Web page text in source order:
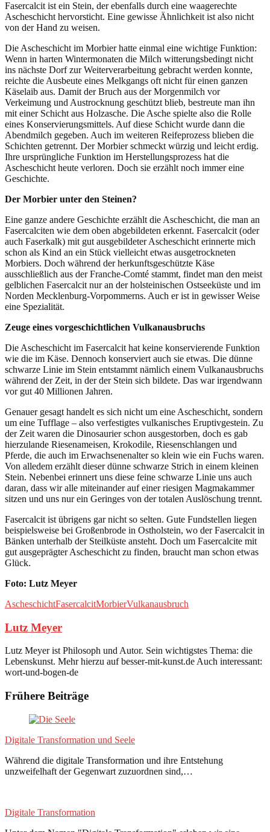
Fasercalcit ist ein Stein, der ebenfalls durch eine waagerechte
Ascheschicht hervorsticht. Eine gewisse Ähnlichkeit ist also nicht
von der Hand zu weisen.
Die Ascheschicht im Morbier hatte einmal eine wichtige Funktion:
Wenn in harten Wintermonaten die Milch witterungsbedingt nicht
ins nächste Dorf zur Weiterverarbeitung gebracht werden konnte,
reichte die Ausbeute eines Melkgangs oft nicht für einen ganzen
Käselaib aus. Damit der Bruch aus der Morgenmilch vor
Verkeimung und Austrocknung geschützt blieb, bestreute man ihn
mit einer Schicht aus Holzasche. Die Asche spielte also die Rolle
eines Konservierungsmittels. Auf diese Schicht wurde dann die
Abendmilch gegeben. Auch im weiteren Reifeprozess blieben die
Schichten getrennt. Der Morbier schmeckt würzig und leicht erdig.
Ihre ursprüngliche Funktion im Herstellungsprozess hat die
Ascheschicht heute verloren. Doch sie erzählt noch immer eine
Geschichte.
Der Morbier unter den Steinen?
Eine ganze andere Geschichte erzählt die Ascheschicht, die man an
Fasercalciten wie dem oben abgebildeten erkennt. Fasercalcit (oder
auch Faserkalk) mit gut ausgebildeter Ascheschicht erinnerte mich
schon als Kind an ein Stück vielleicht etwas ausgetrockneten
Morbiers. Doch während der herkunftsgeschützte Käse
ausschließlich aus der Franche-Comté stammt, findet man den meist
gelblichen Fasercalcit nur an der holsteinischen Ostseeküste und im
Norden Mecklenburg-Vorpommerns. Auch er ist in gewisser Weise
eine Spezialität.
Zeuge eines vorgeschichtlichen Vulkanausbruchs
Die Ascheschicht im Fasercalcit hat keine konservierende Funktion
wie die im Käse. Dennoch konserviert auch sie etwas. Die dünne
schwarze Linie im Stein entstammt nämlich einem Vulkanausbruchs
während der Zeit, in der der Stein sich bildete. Das war irgendwann
vor gut 40 Millionen Jahren.
Genauer gesagt handelt es sich nicht um eine Ascheschicht, sondern
um eine Tufflage – also verfestigtes vulkanisches Eruptivgestein. Zu
der Zeit waren die Dinosaurier schon ausgestorben, doch es gab
hierzulande Riesenameisen, Krokodile, Riesenschlangen und
Pferde, die auch im Erwachsenenalter so klein wie ein Fuchs waren.
Von alledem erzählt dieser dünne schwarze Strich in einem kleinen
Stein. Nebenbei erinnert uns diese feine schwarze Linie uns auch
daran, dass wir alle miteinander auf einer riesigen Magmakammer
sitzen und uns nur ein Geringes von der totalen Auslöschung trennt.
Fasercalcit ist übrigens gar nicht so selten. Gute Fundstellen liegen
beispielsweise bei Großenbrode in Ostholstein, wo der Fasercalcit in
Bänken unterhalb der Steilküste ansteht. Doch um Fasercalcite mit
gut ausgeprägter Ascheschicht zu finden, braucht man schon etwas
Glück.
Foto: Lutz Meyer
AscheschichtFasercalcitMorbierVulkanausbruch
Lutz Meyer
Lutz Meyer ist Philosoph und Autor. Sein wichtigstes Thema: die
Lebenskunst. Mehr hierzu auf besser-mit-kunst.de Auch interessant:
wort-und-bogen-de
Frühere Beiträge
Digitale Transformation und Seele
Während die digitale Transformation und ihre Entstehung
unzweifelhaft der Gegenwart zuzuordnen sind,…
Digitale Transformation